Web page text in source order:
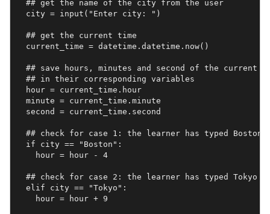
  ## get the name of the city from the user
  city = input("Enter city: ")
  ## get the current time
  current_time = datetime.datetime.now()
## save hours, minutes and second of the current
  ## in their corresponding variables
  hour = current_time.hour
  minute = current_time.minute
  second = current_time.second
  ## check for case 1: the learner has typed Boston
  if city == "Boston":
    hour = hour - 4
  ## check for case 2: the learner has typed Tokyo
  elif city == "Tokyo":
    hour = hour + 9